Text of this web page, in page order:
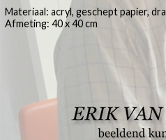
Materiaal: acryl, geschept papier,
Afmeting: 40 x 40 cm